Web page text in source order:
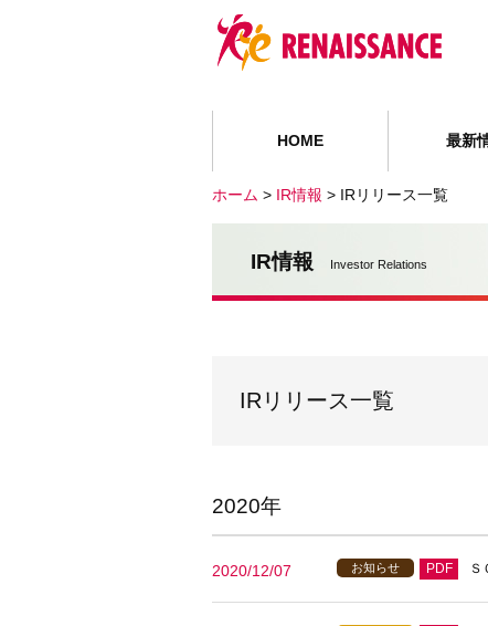
HOME 最新
ホーム > IR情報 > IRリリース一覧
IR情報 Investor Relations
IRリリース一覧
2020年
2020/12/07 お知らせ PDF Ｓ